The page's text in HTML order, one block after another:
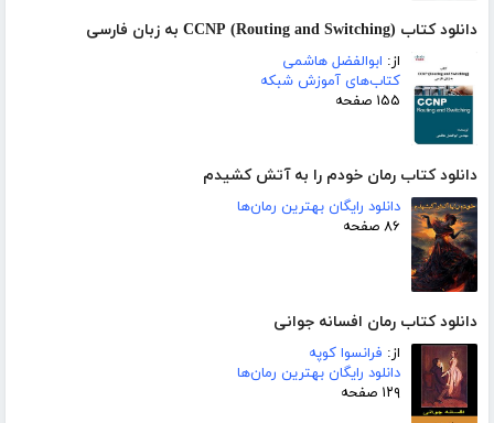
دانلود کتاب (CCNP (Routing and Switching به زبان فارسی
از: ابوالفضل هاشمی
کتاب‌های آموزش شبکه
۱۵۵ صفحه
دانلود کتاب رمان خودم را به آتش کشیدم
دانلود رایگان بهترین رمان‌ها
۸۶ صفحه
دانلود کتاب رمان افسانه جوانی
از: فرانسوا کوپه
دانلود رایگان بهترین رمان‌ها
۱۲۹ صفحه